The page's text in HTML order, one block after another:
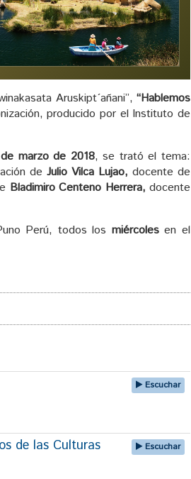
Aruskipt´añani”, “Hablemos
producido por el Instituto de
marzo de 2018, se trató el tema:
de Julio Vilca Lujao,docente de
Bladimiro Centeno Herrera,docente
Perú, todos los miércolesen el
Escuchar
de las Culturas Escuchar